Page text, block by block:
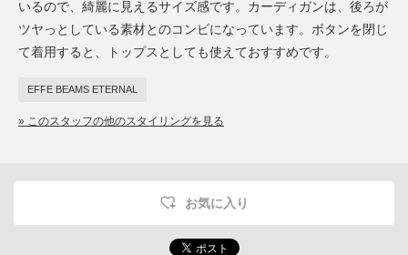
いるので、綺麗に見えるサイズ感です。カーディガンは、後ろが
ツヤっとしている素材とのコンビになっています。ボタンを閉じ
て着用すると、トップスとしても使えておすすめです。
EFFE BEAMS ETERNAL
» このスタッフの他のスタイリングを見る
お気に入り